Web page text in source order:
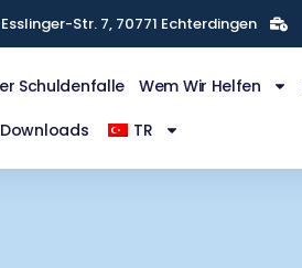
Esslinger-Str. 7, 70771 Echterdingen
Schuldenfalle Wem Wir Helfen
TR